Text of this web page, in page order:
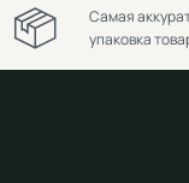
Самая
упаковка